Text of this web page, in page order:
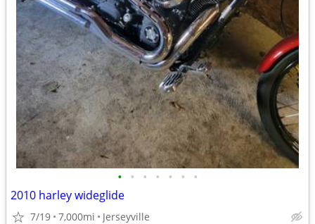
• • • • • • •
2010 harley wideglide
7/19 7,000mi Jerseyville